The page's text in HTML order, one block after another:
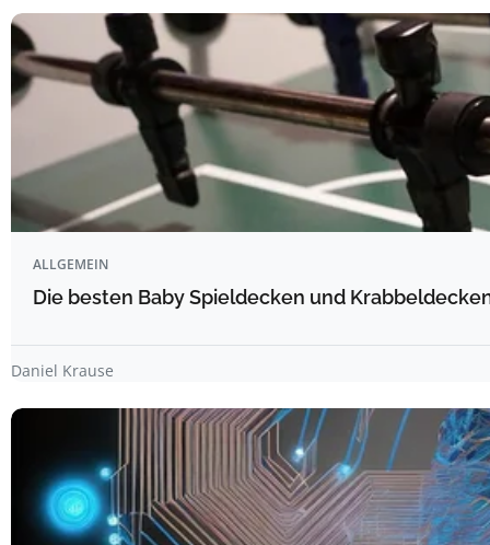
ALLGEMEIN
Die besten Baby Spieldecken und
Daniel Krause